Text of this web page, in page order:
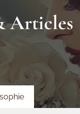
Articles